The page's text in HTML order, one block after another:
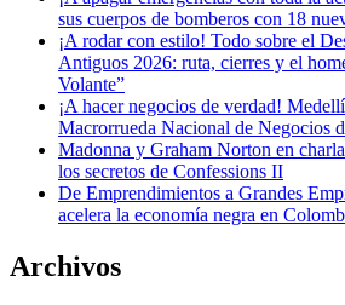
sus cuerpos de bomberos con 18
¡A rodar con estilo! Todo sobre el
Antiguos 2026: ruta, cierres y el
Volante”
¡A hacer negocios de verdad!
Macrorrueda Nacional de Negocios
Madonna y Graham Norton en
los secretos de Confessions II
De Emprendimientos a Grandes
acelera la economía negra en
Archivos